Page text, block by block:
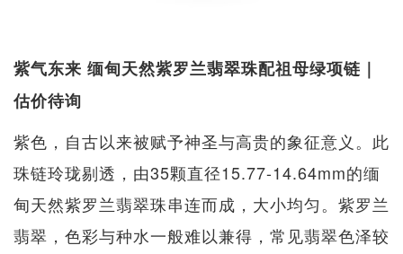
紫气东来 缅甸天然紫罗兰翡翠珠配祖母绿项链｜
估价待询
紫色，自古以来被赋予神圣与高贵的象征意义。此
珠链玲珑剔透，由35颗直径15.77-14.64mm的缅
甸天然紫罗兰翡翠珠串连而成，大小均匀。紫罗兰
翡翠，色彩与种水一般难以兼得，常见翡翠色泽较